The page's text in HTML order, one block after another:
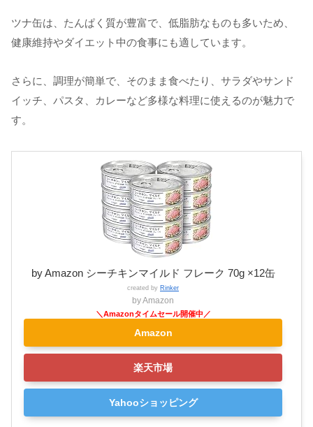
ツナ缶は、たんぱく質が豊富で、低脂肪なものも多いため、
健康維持やダイエット中の食事にも適しています。
さらに、調理が簡単で、そのまま食べたり、サラダやサンド
イッチ、パスタ、カレーなど多様な料理に使えるのが魅力で
す。
by Amazon シーチキンマイルド フレーク 70g ×12缶
created by Rinker
by Amazon
Amazon
楽天市場
Yahooショッピング